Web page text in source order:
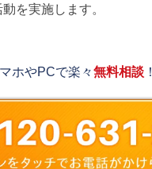
を実施します。
ホやPCで楽々無料相談！